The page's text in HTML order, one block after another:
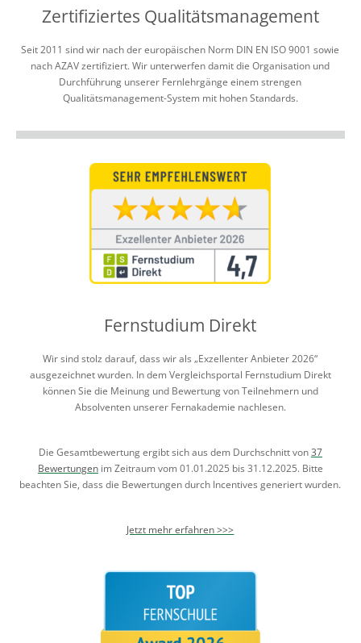
Zertifiziertes Qualitätsmanagement
Seit 2011 sind wir nach der europäischen Norm DIN EN ISO 9001 sowie
nach AZAV zertifiziert. Wir unterwerfen damitdie Organisation und
Durchführung unserer Fernlehrgänge einem strengen
Qualitätsmanagement-System mit hohen Standards.
Fernstudium Direkt
Wir sind stolz darauf, dass wir als „Exzellenter Anbieter 2026“
ausgezeichnet wurden. In dem Vergleichsportal Fernstudium Direkt
können Sie die Meinung und Bewertung von Teilnehmern und
Absolventen unserer Fernakademie nachlesen.
Die Gesamtbewertung ergibt sich aus dem Durchschnitt von37
Bewertungenim Zeitraum vom 01.01.2025 bis 31.12.2025. Bitte
beachten Sie, dass die Bewertungen durch Incentives generiert wurden.
Jetzt mehr erfahren >>>